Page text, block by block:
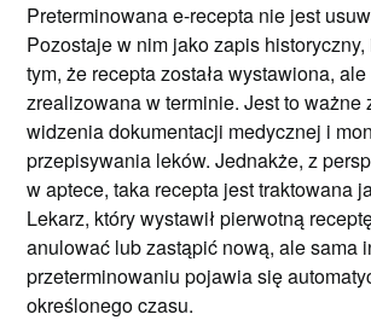
Preterminowana e-recepta nie jest
Pozostaje w nim jako zapis
tym, że recepta została wystawiona, ale
zrealizowana w terminie. Jest to ważne
widzenia dokumentacji medycznej i
przepisywania leków. Jednakże, z
w aptece, taka recepta jest traktowana
Lekarz, który wystawił pierwotną
anulować lub zastąpić nową, ale sama
przeterminowaniu pojawia się
określonego czasu.